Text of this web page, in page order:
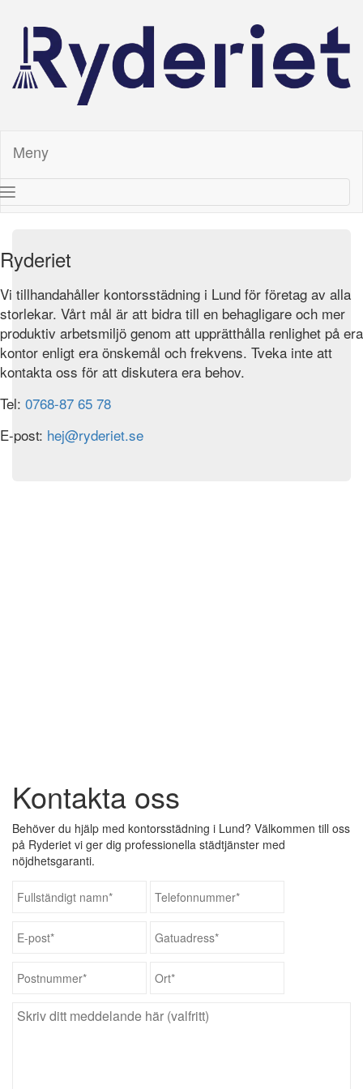
Meny
Ryderiet
Vi tillhandahåller kontorsstädning i Lund för företag av alla
storlekar. Vårt mål är att bidra till en behagligare och mer
produktiv arbetsmiljö genom att upprätthålla renlighet på era
kontor enligt era önskemål och frekvens. Tveka inte att
kontakta oss för att diskutera era behov.
Tel: 0768-87 65 78
E-post: hej@ryderiet.se
Kontakta oss
Behöver du hjälp med kontorsstädning i Lund? Välkommen till oss
på Ryderiet vi ger dig professionella städtjänster med
nöjdhetsgaranti.